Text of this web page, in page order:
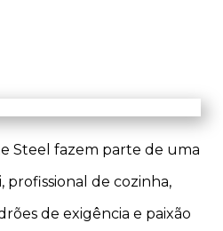
Steel fazem parte de uma
profissional de cozinha,
de exigência e paixão